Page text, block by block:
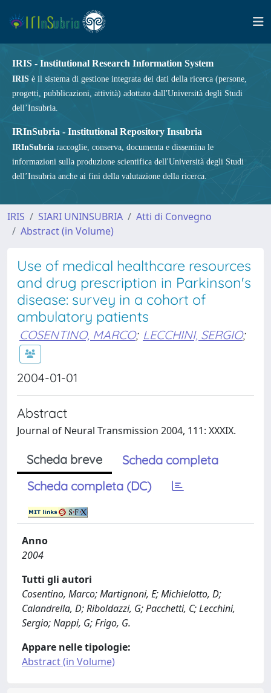
IRIS - Institutional Research Information System
IRIS è il sistema di gestione integrata dei dati della ricerca (persone,
progetti, pubblicazioni, attività) adottato dall'Università degli Studi
dell’Insubria.
IRInSubria - Institutional Repository Insubria
IRInSubria raccoglie, conserva, documenta e dissemina le
informazioni sulla produzione scientifica dell'Università degli Studi
dell’Insubria anche ai fini della valutazione della ricerca.
IRIS SIARI UNINSUBRIA
Atti di Convegno
Abstract (in Volume)
Use of medical healthcare resources
and drug prescription in Parkinson's
disease: survey in a cohort of
ambulatory patients
COSENTINO, MARCO; LECCHINI, SERGIO;
2004-01-01
Abstract
Journal of Neural Transmission 2004, 111: XXXIX.
Scheda breve
Scheda completa
Scheda completa (DC)
Anno
2004
Tutti gli autori
Cosentino, Marco; Martignoni, E; Michielotto, D;
Calandrella, D; Riboldazzi, G; Pacchetti, C; Lecchini,
Sergio; Nappi, G; Frigo, G.
Appare nelle tipologie:
Abstract (in Volume)